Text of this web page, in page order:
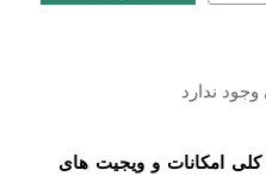
ندارد
امکانات و ویجیت های